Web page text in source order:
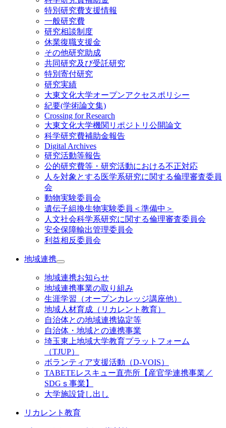
特別研究費支援情報
一般研究費
研究相談制度
休業復職支援金
その他研究助成
共同研究及び受託研究
特別寄付研究
研究実績
大東文化大学オープンアクセスポリシー
紀要(学術論文集)
Crossing for Research
大東文化大学機関リポジトリ公開論文
科学研究費補助金報告
Digital Archives
研究活動等報告
公的研究費等・研究活動における不正対応
人を対象とする医学系研究に関する倫理審査委員
会
動物実験委員会
遺伝子組換生物実験委員＜準備中＞
人文社会科学系研究に関する倫理審査委員会
安全保障輸出管理委員会
利益相反委員会
地域連携
地域連携お知らせ
地域連携事業の取り組み
生涯学習（オープンカレッジ講座他）
地域人材育成（リカレント教育）
自治体との地域連携協定等
自治体・地域との連携事業
埼玉東上地域大学教育プラットフォーム
（TJUP）
ボランティア支援活動（D-VOIS）
TABETEレスキュー直売所【産官学連携事業／
SDGｓ事業】
大学施設貸し出し
リカレント教育